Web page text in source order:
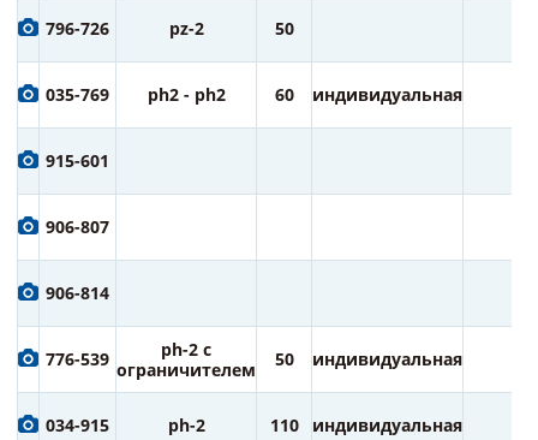
796-726 pz-2 50
035-769 ph2 - ph2 60 индивидуальная
915-601
906-807
906-814
776-539
ph-2 с
ограничителем
50 индивидуальная
034-915 ph-2 110 индивидуальная